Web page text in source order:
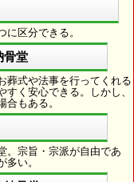
区分できる。
骨堂
葬式や法事を行ってくれる
く安心できる。しかし、
もある。
。宗旨・宗派が自由であ
い。